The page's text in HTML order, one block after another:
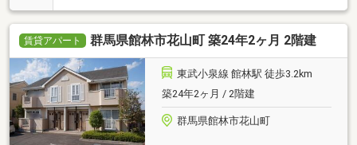
賃貸アパート 群馬県館林市花山町 築24年2ヶ月 2階建
東武小泉線 館林駅 徒歩3.2km
築24年2ヶ月 / 2階建
群馬県館林市花山町